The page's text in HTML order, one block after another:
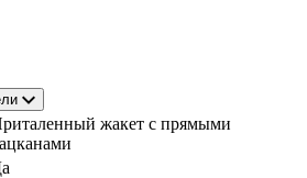
жакет с прямыми